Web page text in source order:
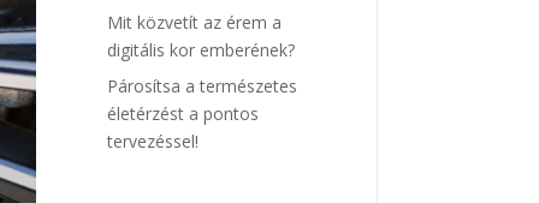
Mit közvetít az érem a
digitális kor emberének?
Párosítsa a természetes
életérzést a pontos
tervezéssel!